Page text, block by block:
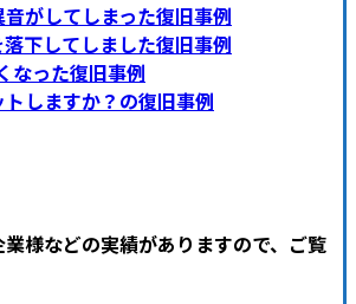
がしてしまった復旧事例
下してしました復旧事例
なった復旧事例
しますか？の復旧事例
様などの実績がありますので、ご覧